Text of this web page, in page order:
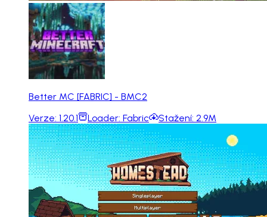
Better MC [FABRIC] - BMC2
Verze: 1.20.1 Loader: Fabric Stažení: 2.9M